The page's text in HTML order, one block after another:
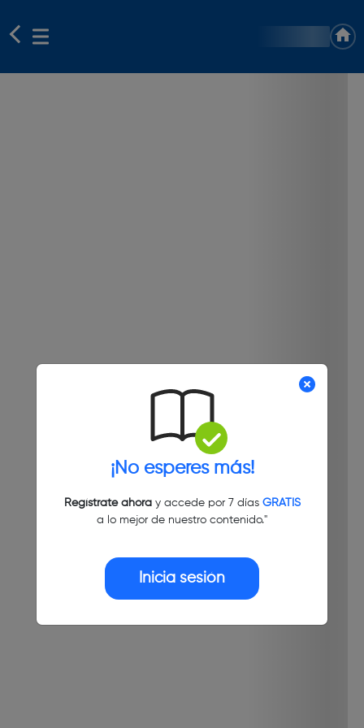
¡No esperes más!
Regístrate ahoray accede por 7 días GRATIS
a lo mejor de nuestro contenido."
Inicia sesión